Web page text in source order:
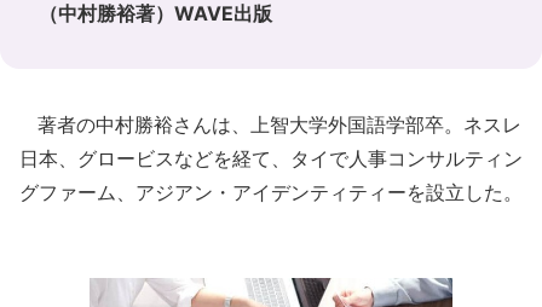
（中村勝裕著）WAVE出版
著者の中村勝裕さんは、上智大学外国語学部卒。ネスレ
日本、グロービスなどを経て、タイで人事コンサルティン
グファーム、アジアン・アイデンティティーを設立した。